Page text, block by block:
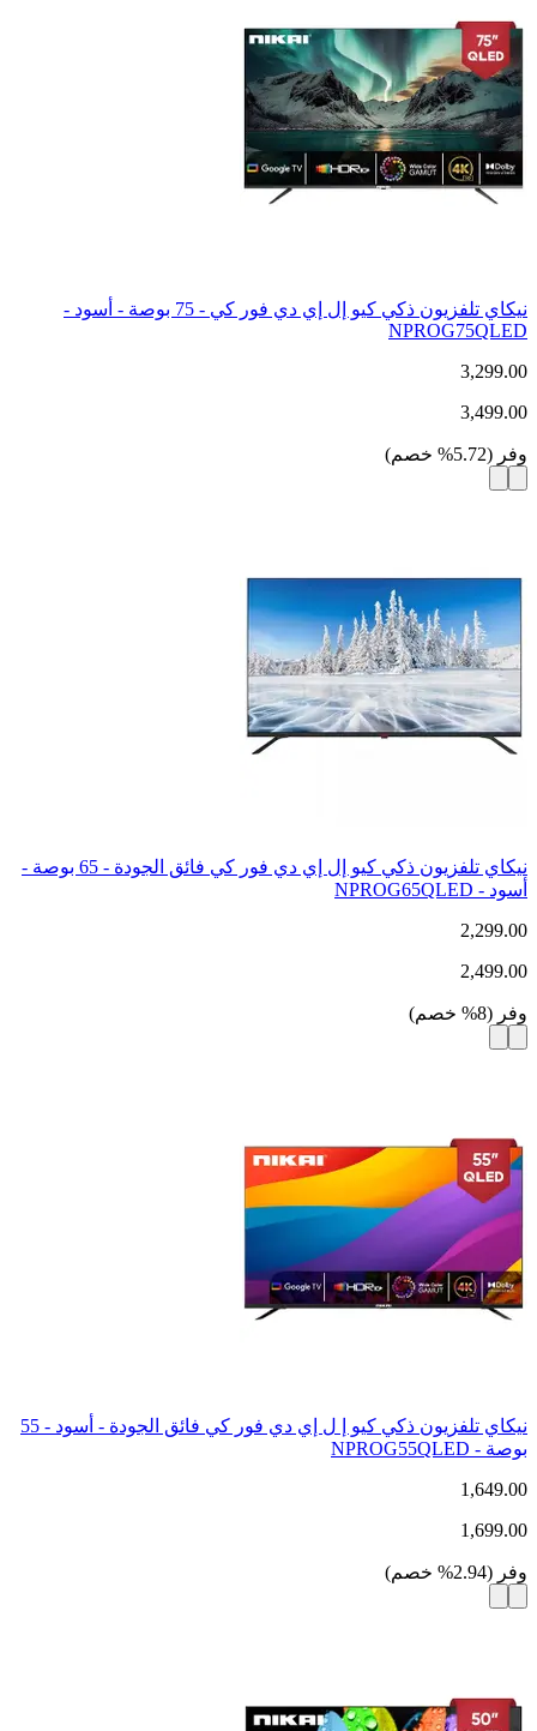
نيكاي تلفزيون ذكي كيو إل إي دي فور كي - 75 بوصة - أسود -
NPROG75QLED
3,299.00
3,499.00
وفر (
5.72
% خصم)
نيكاي تلفزيون ذكي كيو إل إي دي فور كي فائق الجودة - 65 بوصة -
أسود - NPROG65QLED
2,299.00
2,499.00
وفر (
8
% خصم)
نيكاي تلفزيون ذكي كيو إ ل إي دي فور كي فائق الجودة - أسود - 55
بوصة - NPROG55QLED
1,649.00
1,699.00
وفر (
2.94
% خصم)